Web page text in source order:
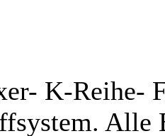
K-Reihe-
Alle